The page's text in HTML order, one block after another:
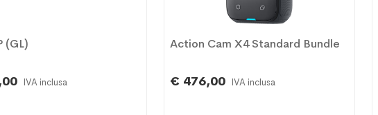
(GL)
IVA inclusa
Action Cam X4 Standard Bundle
€ 476,00 IVA inclusa